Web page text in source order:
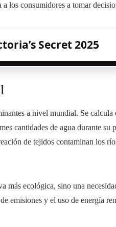
los consumidores a tomar
Secret 2025
a nivel mundial. Se calcula
cantidades de agua durante su
de tejidos contaminan los
más ecológica, sino una
emisiones y el uso de energía